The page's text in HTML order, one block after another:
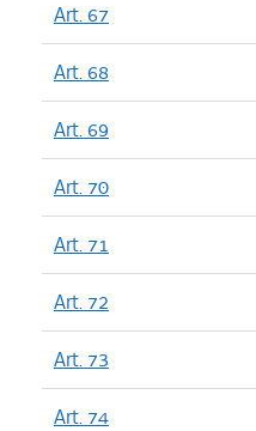
Art. 67
Art. 68
Art. 69
Art. 70
Art. 71
Art. 72
Art. 73
Art. 74